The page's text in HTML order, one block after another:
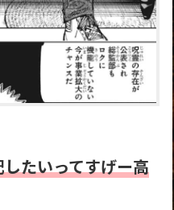
たいってすげー高